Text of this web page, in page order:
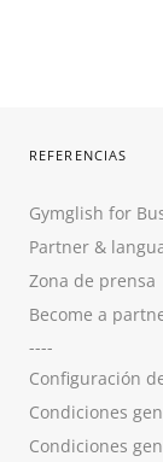
REFERENCIAS
Gymglish for
Partner &
Zona de prensa
Become a
----
Configuración
Condiciones
Condiciones